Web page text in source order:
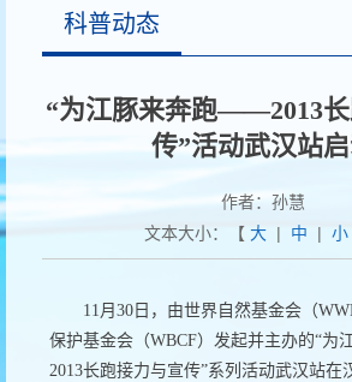
科普动态
“为江豚来奔跑——2013
传”活动武汉站
作者：孙慧
文本大小：【 大| 中 | 小
11月 30 日，由世界自然基金会（
保护基金会（WBCF）发起并主办的“为
2013长跑接力与宣传”系列活动武汉站在